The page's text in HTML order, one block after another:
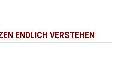
ENDLICH VERSTEHEN